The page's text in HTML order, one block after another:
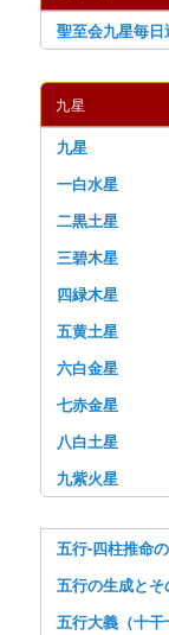
聖至会九星毎日
九星
九星
一白水星
二黒土星
三碧木星
四緑木星
五黄土星
六白金星
七赤金星
八白土星
九紫火星
五行-四柱推命
五行の生成とそ
五行大義（十干